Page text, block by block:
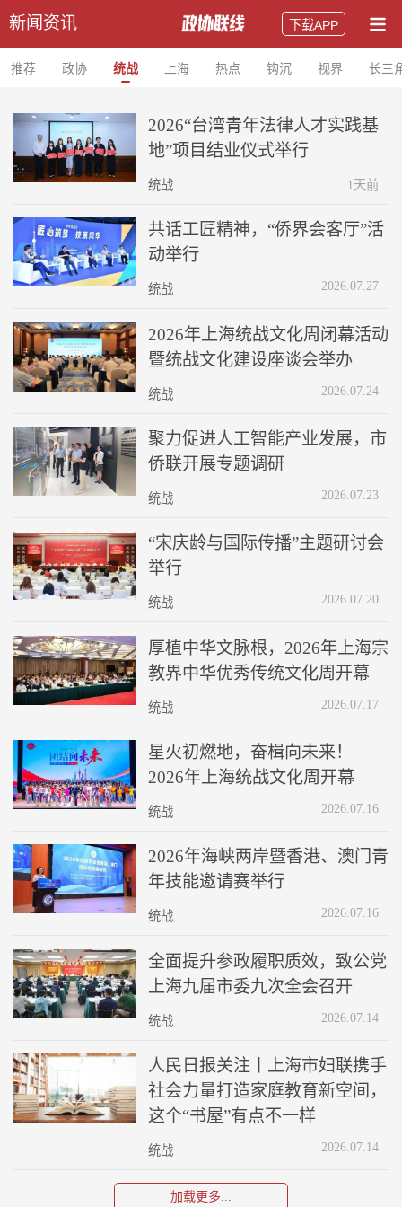
新闻资讯 下载APP
推荐 政协 统战 上海 热点 钩沉 视界 长三
2026“台湾青年法律人才实践基
地”项目结业仪式举行
统战 1天前
共话工匠精神，“侨界会客厅”活
动举行
统战 2026.07.27
2026年上海统战文化周闭幕活动
暨统战文化建设座谈会举办
统战 2026.07.24
聚力促进人工智能产业发展，市
侨联开展专题调研
统战 2026.07.23
“宋庆龄与国际传播”主题研讨会
举行
统战 2026.07.20
厚植中华文脉根，2026年上海宗
教界中华优秀传统文化周开幕
统战 2026.07.17
星火初燃地，奋楫向未来！
2026年上海统战文化周开幕
统战 2026.07.16
2026年海峡两岸暨香港、澳门青
年技能邀请赛举行
统战 2026.07.16
全面提升参政履职质效，致公党
上海九届市委九次全会召开
统战 2026.07.14
人民日报关注丨上海市妇联携手
社会力量打造家庭教育新空间，
这个“书屋”有点不一样
统战 2026.07.14
加载更多...